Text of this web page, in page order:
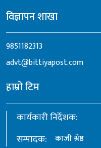
विज्ञापन शाखा
9851182313
advt@bittiyapost.com
हाम्रो टिम
कार्यकारी निर्देशक:
सम्पादक:
काजी श्रेष्ठ